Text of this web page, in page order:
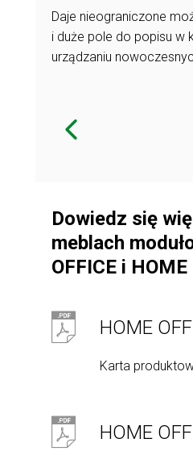
Daje nieograniczone
i duże pole do popisu w
urządzaniu
Dowiedz się
meblach
OFFICE i HOME
HOME
Karta
HOME